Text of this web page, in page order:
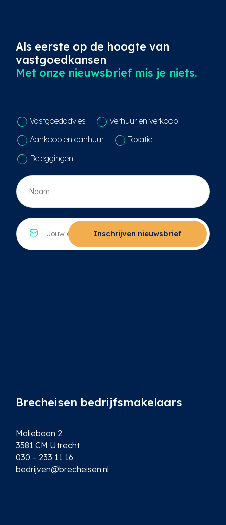
Als eerste op de hoogte van
vastgoedkansen
Met onze nieuwsbrief mis je niets.
C
o
n
t
a
c
k
e
e
*
Vastgoedadvies
Verhuur en verkoop
Aankoop en aanhuur
Taxatie
Beleggingen
N
a
a
*
E
-
m
Inschrijven nieuwsbrief
Brecheisen bedrijfsmakelaars
Maliebaan 2
3581 CM Utrecht
030 – 233 11 16
bedrijven@brecheisen.nl